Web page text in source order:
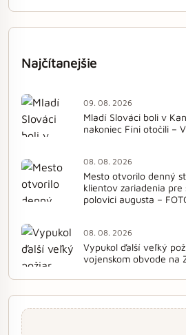
Najčítanejšie
09. 08. 2026
Mladí Slováci boli v
nakoniec Fíni otočili –
08. 08. 2026
Mesto otvorilo denný
klientov zariadenia
polovici augusta –
08. 08. 2026
Vypukol ďalší veľký
vojenskom obvode na